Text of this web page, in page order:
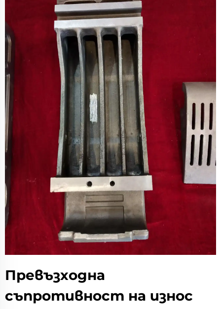
Превъзходна
съпротивност на износ